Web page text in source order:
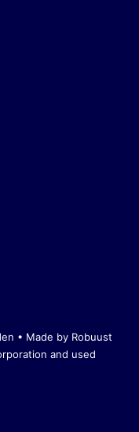
• Made by Robuust
and used